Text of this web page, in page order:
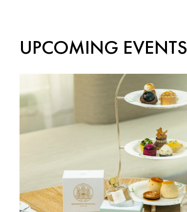
UPCOMING EVENTS